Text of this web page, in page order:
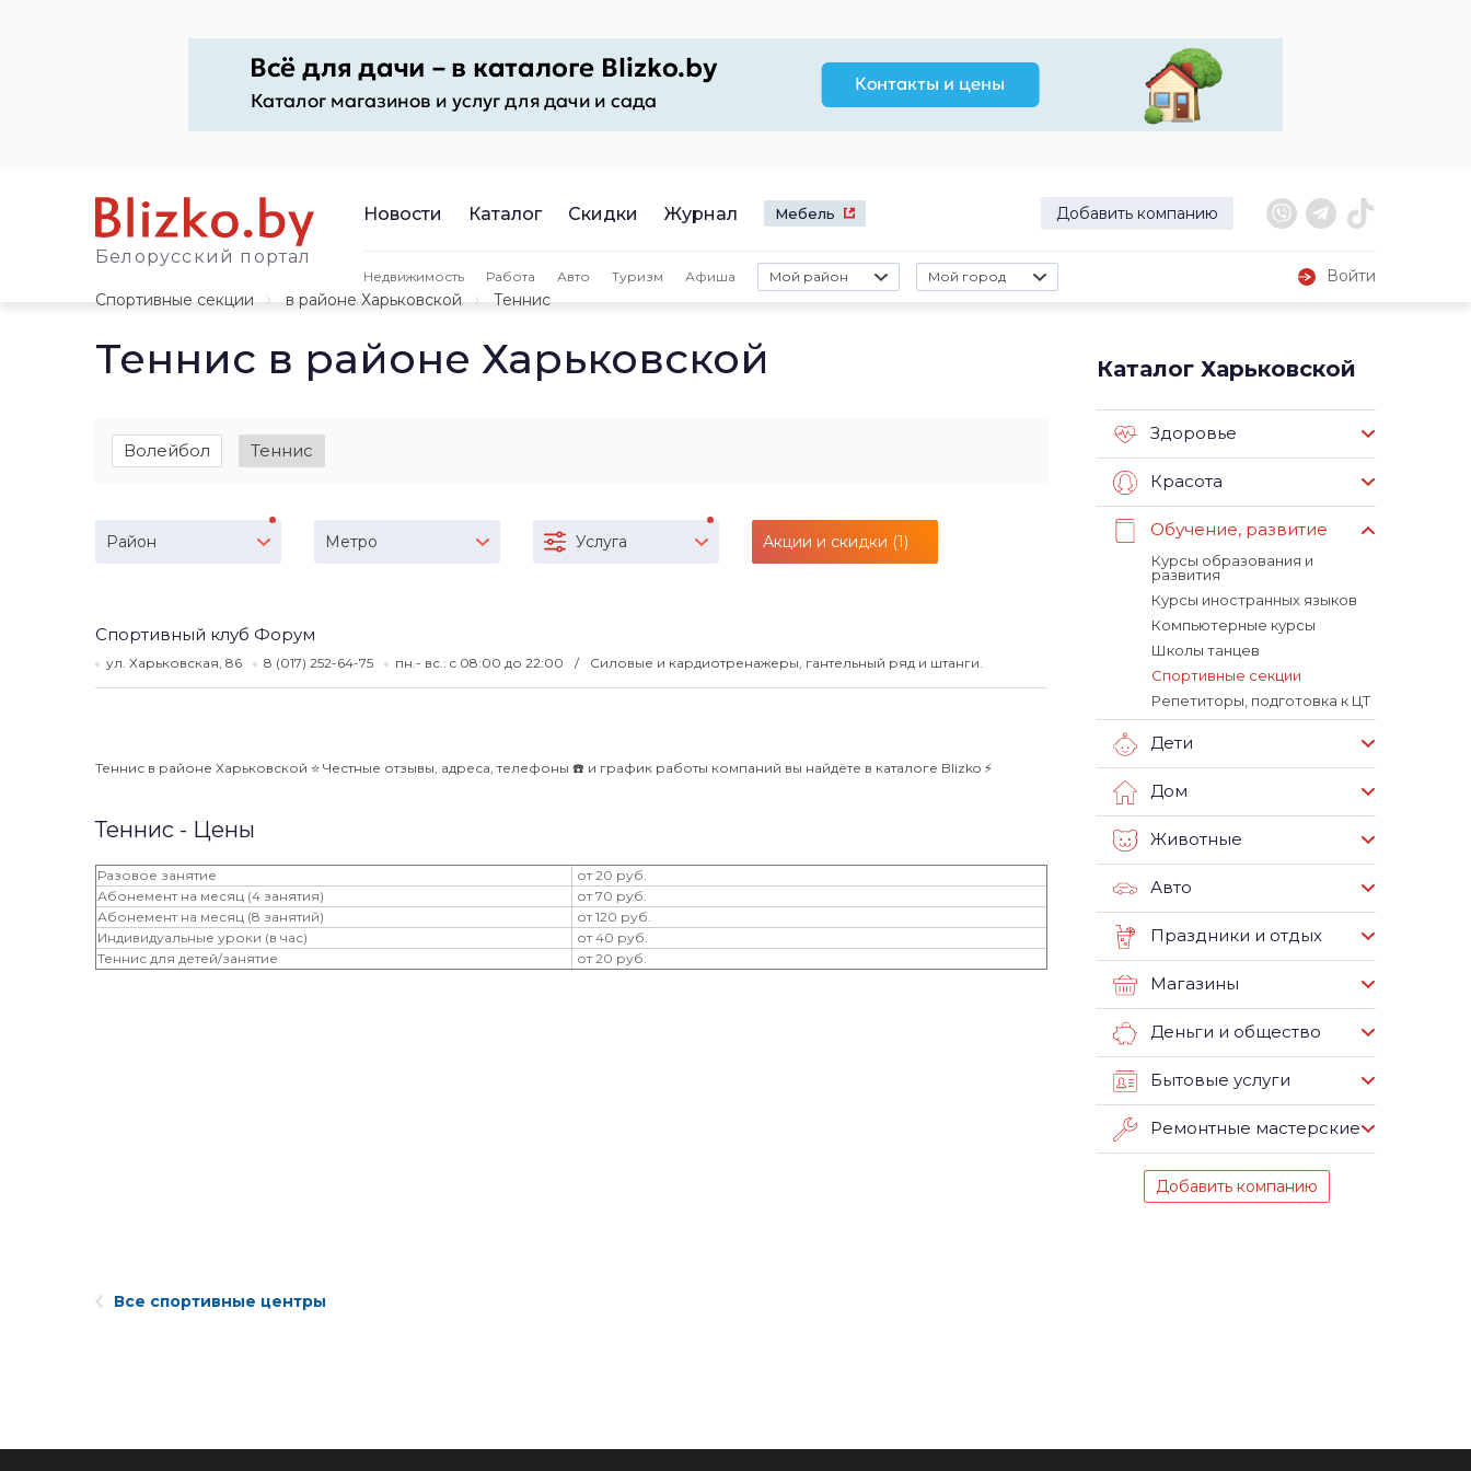
Белорусский портал
Новости Каталог Скидки Журнал Мебель Добавить компанию
Недвижимость Работа Авто Туризм Афиша Мой район Мой город
Войти
Спортивные секции
в районе Харьковской Теннис
Теннис в районе Харьковской
Волейбол Теннис
Район Метро Услуга Акции и скидки (1)
Спортивный клуб Форум
ул. Харьковская, 86 8 (017) 252-64-75 пн.- вс.: c 08:00 до 22:00 Силовые и кардиотренажеры, гантельный ряд и штанги.
Теннис в районе Харьковской ⭐️ Честные отзывы, адреса, телефоны ☎️ и график работы компаний вы найдёте в каталоге Blizko ⚡️
Теннис - Цены
Разовое занятие
от 20 руб.
Абонемент на месяц (4 занятия)
от 70 руб.
Абонемент на месяц (8 занятий)
от 120 руб.
Индивидуальные уроки (в час)
от 40 руб.
Теннис для детей/занятие
от 20 руб.
Каталог Харьковской
Здоровье
Красота
Обучение, развитие
Курсы образования и
развития
Курсы иностранных языков
Компьютерные курсы
Школы танцев
Спортивные секции
Репетиторы, подготовка к ЦТ
Дети
Дом
Животные
Авто
Праздники и отдых
Магазины
Деньги и общество
Бытовые услуги
Ремонтные мастерские
Добавить компанию
Все спортивные центры